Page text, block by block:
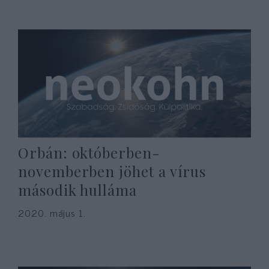
Orbán: októberben-
novemberben jöhet a vírus
második hulláma
2020. május 1.